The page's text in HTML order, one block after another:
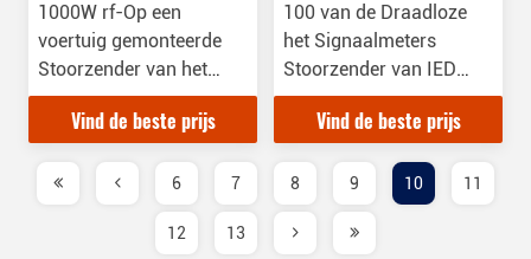
1000W rf-Op een
voertuig gemonteerde
Stoorzender van het
Machts20mhz 6000MHz
de Draadloze Signaal
Vind de beste prijs
100 van de Draadloze
het Signaalmeters
Stoorzender van IED
voor het Blokkeren van
de Mobiele Signalen van
Vind de beste prijs
6 7 8 9 10 11
12 13